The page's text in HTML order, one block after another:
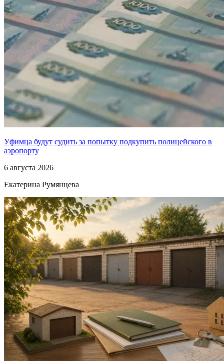
Уфимца будут судить за попытку подкупить полицейского в
аэропорту
6 августа 2026
Екатерина Румянцева